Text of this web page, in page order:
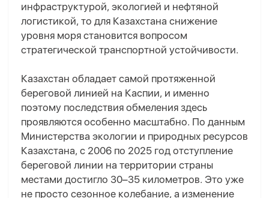
инфраструктурой, экологией и нефтяной
логистикой, то для Казахстана снижение
уровня моря становится вопросом
стратегической транспортной устойчивости.
Казахстан обладает самой протяженной
береговой линией на Каспии, и именно
поэтому последствия обмеления здесь
проявляются особенно масштабно. По данным
Министерства экологии и природных ресурсов
Казахстана, с 2006 по 2025 год отступление
береговой линии на территории страны
местами достигло 30–35 километров. Это уже
не просто сезонное колебание, а изменение